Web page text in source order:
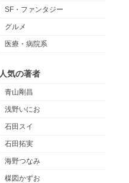
SF・ファンタジー
グルメ
医療・病院系
人気の著者
青山剛昌
浅野いにお
石田スイ
石田拓実
海野つなみ
楳図かずお